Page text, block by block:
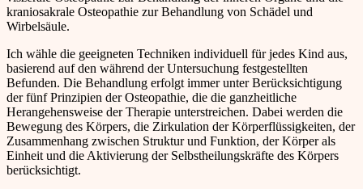
kraniosakrale Osteopathie zur Behandlung von Schädel und
Wirbelsäule.
Ich wähle die geeigneten Techniken individuell für jedes Kind aus,
basierend auf den während der Untersuchung festgestellten
Befunden. Die Behandlung erfolgt immer unter Berücksichtigung
der fünf Prinzipien der Osteopathie, die die ganzheitliche
Herangehensweise der Therapie unterstreichen. Dabei werden die
Bewegung des Körpers, die Zirkulation der Körperflüssigkeiten, der
Zusammenhang zwischen Struktur und Funktion, der Körper als
Einheit und die Aktivierung der Selbstheilungskräfte des Körpers
berücksichtigt.